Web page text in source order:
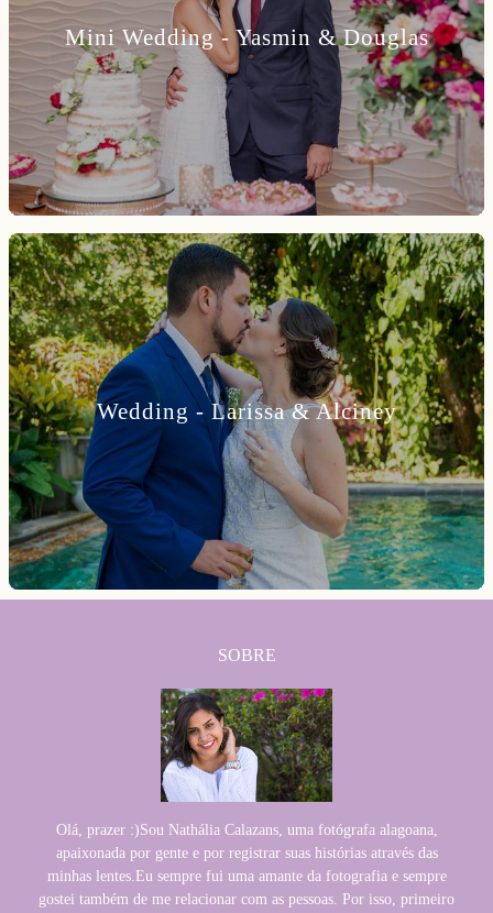
Mini Wedding - Yasmin & Douglas
Wedding - Larissa & Alciney
SOBRE
Olá, prazer :)Sou Nathália Calazans, uma fotógrafa alagoana,
apaixonada por gente e por registrar suas histórias através das
minhas lentes.Eu sempre fui uma amante da fotografia e sempre
gostei também de me relacionar com as pessoas. Por isso, primeiro